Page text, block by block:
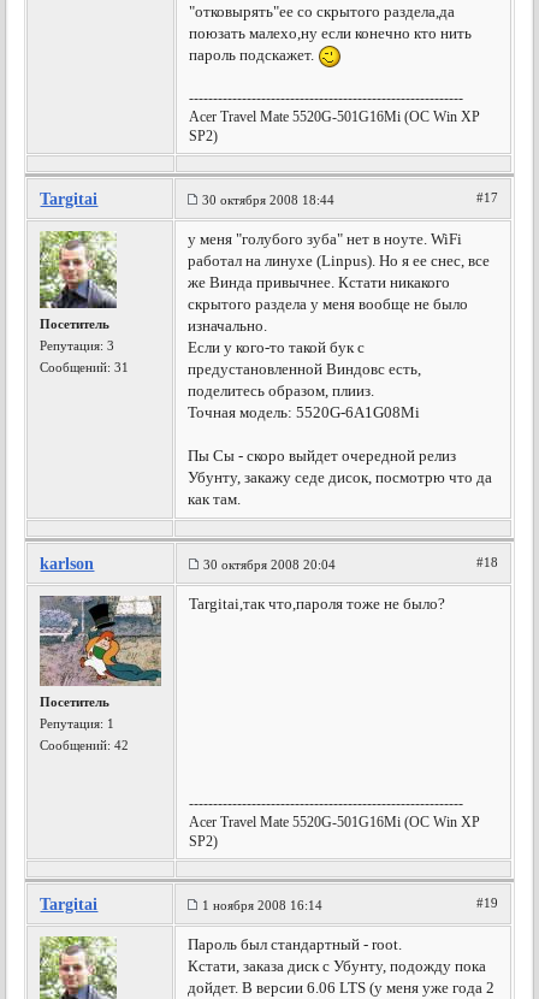
"отковырять"ее со скрытого раздела,да
поюзать малехо,ну если конечно кто нить
пароль подскажет.
---------------------------------------------------------
Acer Travel Mate 5520G-501G16Mi (OC Win XP
SP2)
Targitai 30 октября 2008 18:44 #17
Посетитель
Репутация:3
Сообщений: 31
у меня "голубого зуба" нет в ноуте. WiFi
работал на линухе (Linpus). Но я ее снес, все
же Винда привычнее. Кстати никакого
скрытого раздела у меня вообще не было
изначально.
Если у кого-то такой бук с
предустановленной Виндовс есть,
поделитесь образом, плииз.
Точная модель: 5520G-6A1G08Mi
Пы Сы - скоро выйдет очередной релиз
Убунту, закажу седе дисок, посмотрю что да
как там.
karlson 30 октября 2008 20:04 #18
Посетитель
Репутация: 1
Сообщений: 42
Targitai,так что,пароля тоже не было?
---------------------------------------------------------
Acer Travel Mate 5520G-501G16Mi (OC Win XP
SP2)
Targitai 1 ноября 2008 16:14 #19
Пароль был стандартный - root.
Кстати, заказа диск с Убунту, подожду пока
дойдет. В версии 6.06 LTS (у меня уже года 2